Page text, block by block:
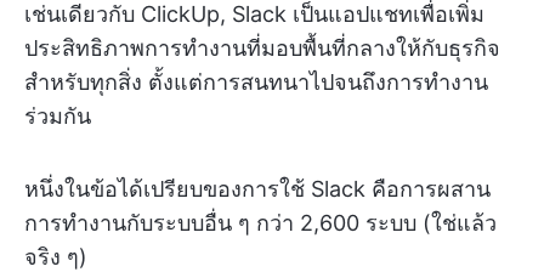
เช่นเดียวกับ ClickUp, Slack เป็นแอปแชทเพื่อเพิ่ม
ประสิทธิภาพการทำงานที่มอบพื้นที่กลางให้กับธุรกิจ
สำหรับทุกสิ่ง ตั้งแต่การสนทนาไปจนถึงการทำงาน
ร่วมกัน
หนึ่งในข้อได้เปรียบของการใช้ Slack คือการผสาน
การทำงานกับระบบอื่น ๆ กว่า 2,600 ระบบ (ใช่แล้ว
จริง ๆ)